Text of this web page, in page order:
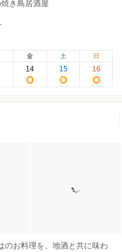
き鳥居酒屋
金
14
土
15
日
16
のお料理を、地酒と共に味わ